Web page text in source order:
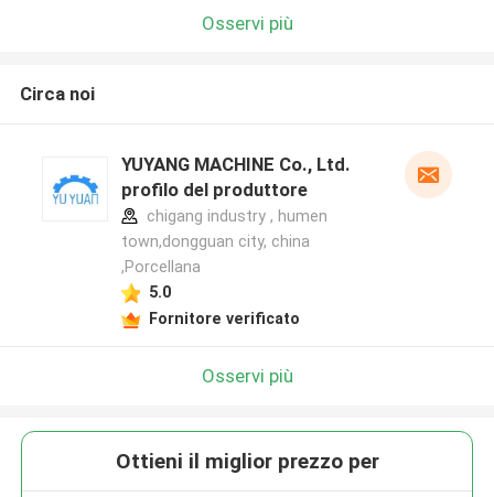
Osservi più
Circa noi
YUYANG MACHINE Co., Ltd.
profilo del produttore
chigang industry , humen
town,dongguan city, china
,Porcellana
5.0
Fornitore verificato
Osservi più
Ottieni il miglior prezzo per